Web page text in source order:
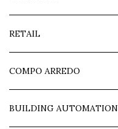
RETAIL
COMPO ARREDO
BUILDING AUTOMATION